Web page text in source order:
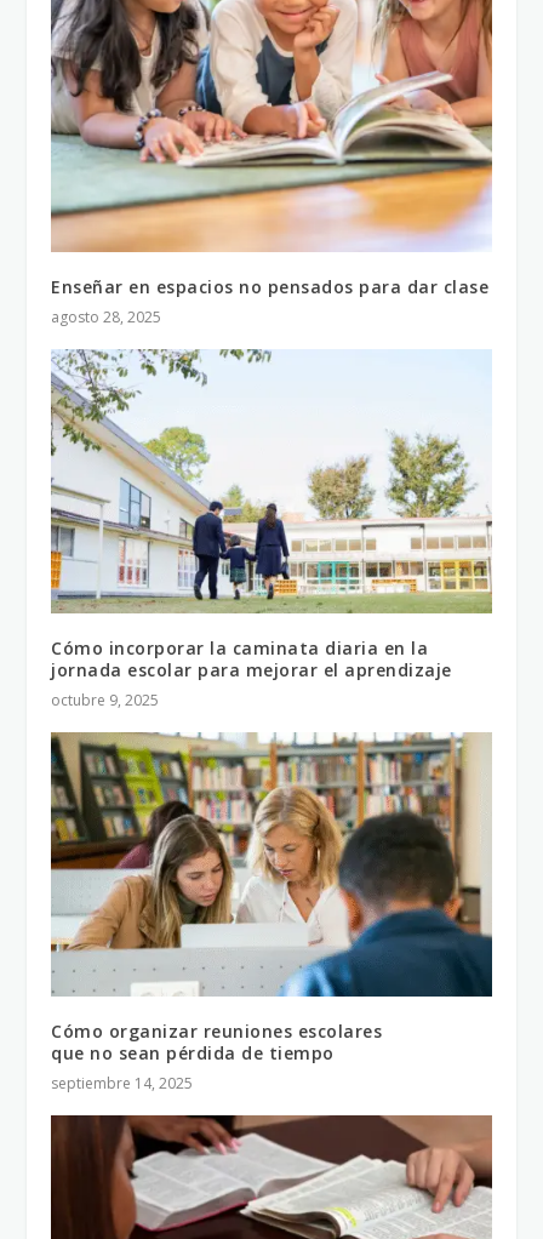
Enseñar en espacios no pensados para dar clase
agosto 28, 2025
Cómo incorporar la caminata diaria en la
jornada escolar para mejorar el aprendizaje
octubre 9, 2025
Cómo organizar reuniones escolares
que no sean pérdida de tiempo
septiembre 14, 2025